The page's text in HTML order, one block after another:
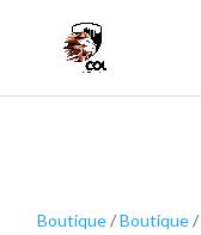
Boutique/Boutique/